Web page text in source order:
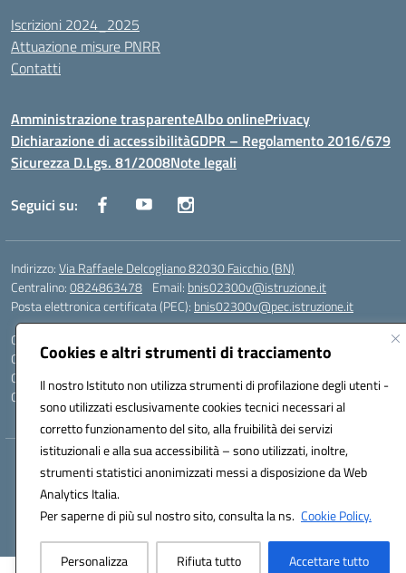
Cookies e altri strumenti di tracciamento
Il nostro Istituto non utilizza strumenti di profilazione degli utenti -
sono utilizzati esclusivamente cookies tecnici necessari al
corretto funzionamento del sito, alla fruibilità dei servizi
istituzionali e alla sua accessibilità – sono utilizzati, inoltre,
strumenti statistici anonimizzati messi a disposizione da Web
Analytics Italia.
Per saperne di più sul nostro sito, consulta la ns. Cookie Policy.
Personalizza Rifiuta tutto Accettare tutto
Iscrizioni 2024_2025
Attuazione misure PNRR
Contatti
Amministrazione trasparenteAlbo onlinePrivacy
Dichiarazione di accessibilitàGDPR – Regolamento 2016/679
Sicurezza D.Lgs. 81/2008Note legali
Seguici su:
Indirizzo:Via Raffaele Delcogliano 82030 Faicchio (BN)
Centralino:0824863478 Email: bnis02300v@istruzione.it
Posta elettronica certificata (PEC): bnis02300v@pec.istruzione.it
Codice fiscale: 90003320620
Codice meccanografico:BNIS02300V
Codice Indice delle Pubbliche Amministrazioni (IPA): istsc_bnis02300v
Codice unico di fatturazione (CUF): UFQEG8
Hosting & Powered by 3D Solution S.r.l.
Concept & Design by Designers Italia